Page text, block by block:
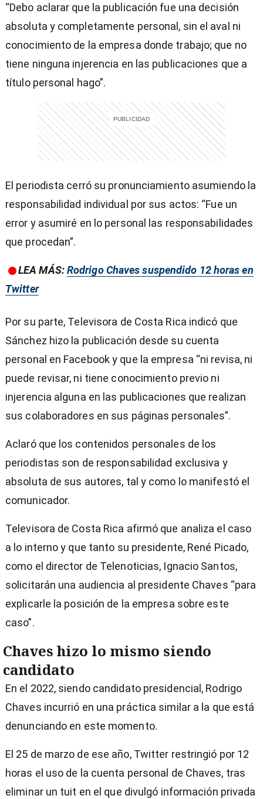
“Debo aclarar que la publicación fue una decisión
absoluta y completamente personal, sin el aval ni
conocimiento de la empresa donde trabajo; que no
tiene ninguna injerencia en las publicaciones que a
título personal hago”.
El periodista cerró su pronunciamiento asumiendo la
responsabilidad individual por sus actos: “Fue un
error y asumiré en lo personal las responsabilidades
que procedan”.
LEA MÁS:Rodrigo Chaves suspendido 12 horas en
Twitter
Por su parte, Televisora de Costa Rica indicó que
Sánchez hizo la publicación desde su cuenta
personal en Facebook y que la empresa “ni revisa, ni
puede revisar, ni tiene conocimiento previo ni
injerencia alguna en las publicaciones que realizan
sus colaboradores en sus páginas personales”.
Aclaró que los contenidos personales de los
periodistas son de responsabilidad exclusiva y
absoluta de sus autores, tal y como lo manifestó el
comunicador.
Televisora de Costa Rica afirmó que analiza el caso
a lo interno y que tanto su presidente, René Picado,
como el director de Telenoticias, Ignacio Santos,
solicitarán una audiencia al presidente Chaves “para
explicarle la posición de la empresa sobre este
caso”.
Chaves hizo lo mismo siendo
candidato
En el 2022, siendo candidato presidencial, Rodrigo
Chaves incurrió en una práctica similar a la que está
denunciando en este momento.
El 25 de marzo de ese año, Twitter restringió por 12
horas el uso de la cuenta personal de Chaves, tras
eliminar un tuit en el que divulgó información privada